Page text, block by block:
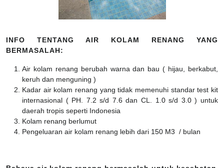
INFO TENTANG AIR KOLAM RENANG YANG
BERMASALAH:
Air kolam renang berubah warna dan bau ( hijau, berkabut,
keruh dan menguning )
Kadar air kolam renang yang tidak memenuhi standar test kit
internasional ( PH. 7.2 s/d 7.6 dan CL. 1.0 s/d 3.0 ) untuk
daerah tropis seperti Indonesia
Kolam renang berlumut
Pengeluaran air kolam renang lebih dari 150 M3 / bulan